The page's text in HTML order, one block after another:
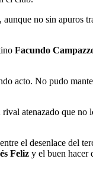
no sin apuros
Facundo
acto. No pudo
atenazado que
el desenlace del
Feliz y el buen hacer